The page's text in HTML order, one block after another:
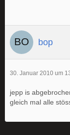
bop
30. Januar 2010 um
jepp is
gleich mal alle